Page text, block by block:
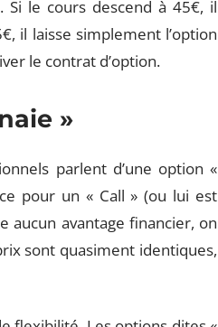
le cours descend à 45€, il
il laisse simplement l’option
le contrat d’option.
»
parlent d’une option «
pour un « Call » (ou lui est
aucun avantage financier, on
sont quasiment identiques,